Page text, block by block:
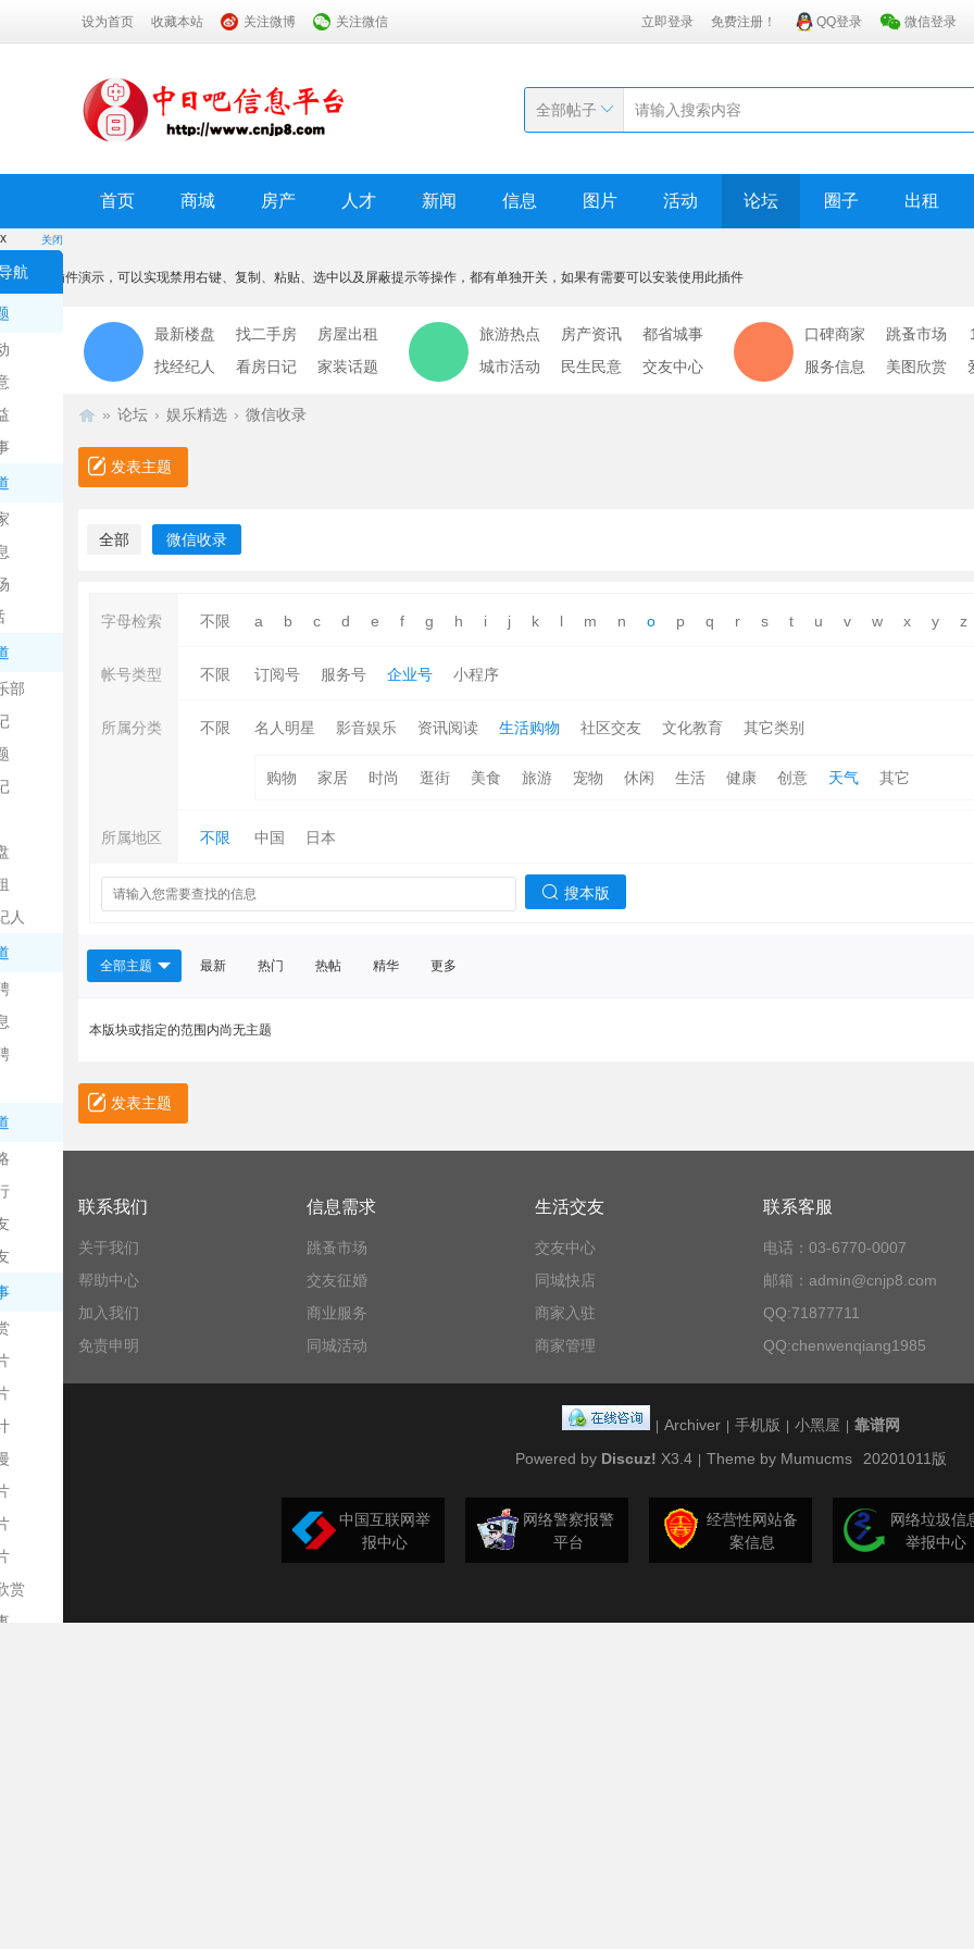
设为首页 收藏本站 关注微博 关注微信 立即登录 免费注册！ QQ登录 微信登录
全部帖子
首页 商城 房产 人才 新闻 信息 图片 活动 论坛 圈子 出租
关闭
航
部
人
赏
x
本功能为插件演示，可以实现禁用右键、复制、粘贴、选中以及屏蔽提示等操作，都有单独开关，如果有需要可以安装使用此插件
我知道了
最新楼盘 找二手房
房屋出租
找经纪人
看房日记 家装话题
旅游热点 房产资讯
都省城事
城市活动
民生民意 交友中心
口碑商家 跳蚤市场
服务信息
美图欣赏
» 论坛 › 娱乐精选 › 微信收录
发表主题
全部 微信收录
字母检索 不限 a b c d e f g h i j k l m n o p q r s t u v w x y z
帐号类型 不限 订阅号 服务号 企业号 小程序
所属分类 不限 名人明星 影音娱乐 资讯阅读 生活购物 社区交友 文化教育 其它类别
购物 家居 时尚 逛街 美食 旅游 宠物 休闲 生活 健康 创意 天气 其它
所属地区 不限 中国 日本
搜本版
全部主题 最新 热门 热帖 精华 更多
本版块或指定的范围内尚无主题
发表主题
联系我们
关于我们
帮助中心
加入我们
免责申明
信息需求
跳蚤市场
交友征婚
商业服务
同城活动
生活交友
交友中心
同城快店
商家入驻
商家管理
联系客服
电话：03-6770-0007
邮箱：admin@cnjp8.com
QQ:71877711
QQ:chenwenqiang1985
Archiver 手机版 小黑屋
靠谱网
Powered by Discuz! X3.4 Theme by Mumucms 20201011版
中国互联网举
报中心
网络警察报警
平台
经营性网站备
案信息
网络垃圾信
举报中心